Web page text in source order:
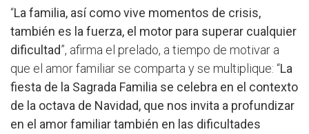
“La familia, así como vive momentos de crisis,
también es la fuerza, el motor para superar cualquier
dificultad”, afirma el prelado, a tiempo de motivar a
que el amor familiar se comparta y se multiplique: “La
fiesta de la Sagrada Familia se celebra en el contexto
de la octava de Navidad, que nos invita a profundizar
en el amor familiar también en las dificultades